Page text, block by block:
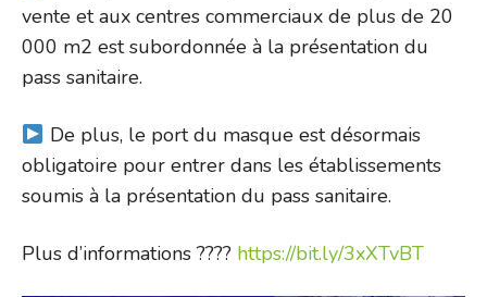
vente et aux centres commerciaux de plus de 20
000 m2 est subordonnée à la présentation du
pass sanitaire.
De plus, le port du masque est désormais
obligatoire pour entrer dans les établissements
soumis à la présentation du pass sanitaire.
Plus d’informations ???? https://bit.ly/3xXTvBT